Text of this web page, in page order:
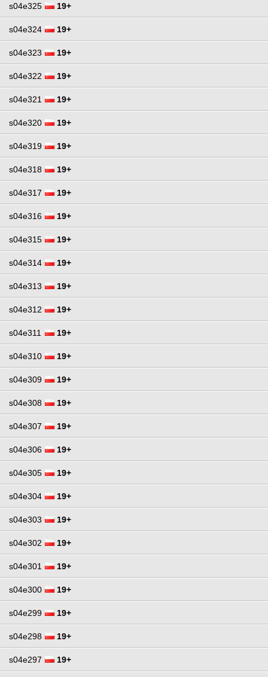
s04e325 19+
s04e324 19+
s04e323 19+
s04e322 19+
s04e321 19+
s04e320 19+
s04e319 19+
s04e318 19+
s04e317 19+
s04e316 19+
s04e315 19+
s04e314 19+
s04e313 19+
s04e312 19+
s04e311 19+
s04e310 19+
s04e309 19+
s04e308 19+
s04e307 19+
s04e306 19+
s04e305 19+
s04e304 19+
s04e303 19+
s04e302 19+
s04e301 19+
s04e300 19+
s04e299 19+
s04e298 19+
s04e297 19+